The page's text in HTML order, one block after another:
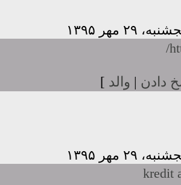
دادن | والد ]
kredit